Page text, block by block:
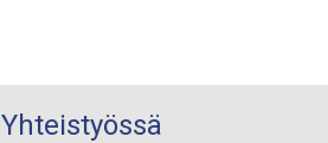
Yhteistyössä